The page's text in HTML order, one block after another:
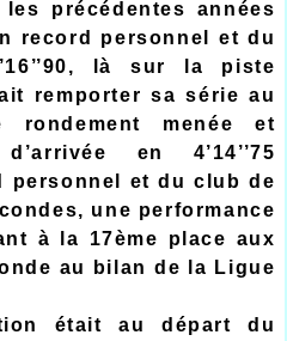
précédentes années
record personnel et du
là sur la piste
remporter sa série au
rondement menée et
en 4’14’’75
personnel et du club de
une performance
à la 17ème place aux
au bilan de la Ligue
était au départ du